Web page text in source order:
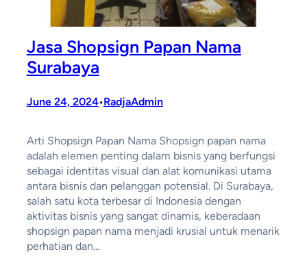
Jasa Shopsign Papan Nama
Surabaya
June 24, 2024•RadjaAdmin
Arti Shopsign Papan Nama Shopsign papan nama
adalah elemen penting dalam bisnis yang berfungsi
sebagai identitas visual dan alat komunikasi utama
antara bisnis dan pelanggan potensial. Di Surabaya,
salah satu kota terbesar di Indonesia dengan
aktivitas bisnis yang sangat dinamis, keberadaan
shopsign papan nama menjadi krusial untuk menarik
perhatian dan…